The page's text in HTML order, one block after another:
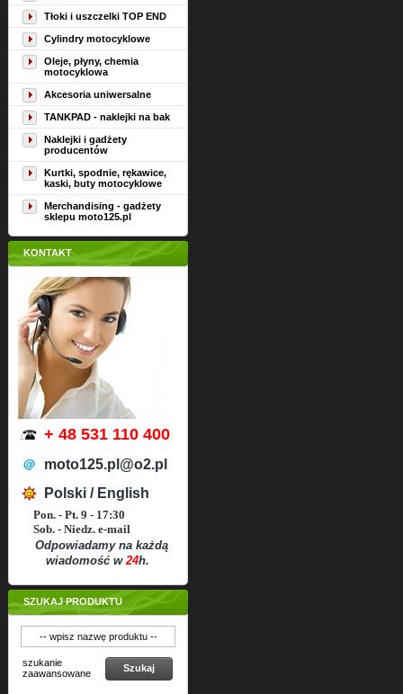
Tłoki i uszczelki TOP END
Cylindry motocyklowe
Oleje, płyny, chemia
motocyklowa
Akcesoria uniwersalne
TANKPAD - naklejki na bak
Naklejki i gadżety
producentów
Kurtki, spodnie, rękawice,
kaski, buty motocyklowe
Merchandising - gadżety
sklepu moto125.pl
KONTAKT
+ 48 531 110 400
moto125.pl@o2.pl
Polski / English
Pon. - Pt. 9 - 17:30
Sob. - Niedz. e-mail
Odpowiadamy na każdą
wiadomość w24h.
SZUKAJ PRODUKTU
szukanie
zaawansowane
Szukaj